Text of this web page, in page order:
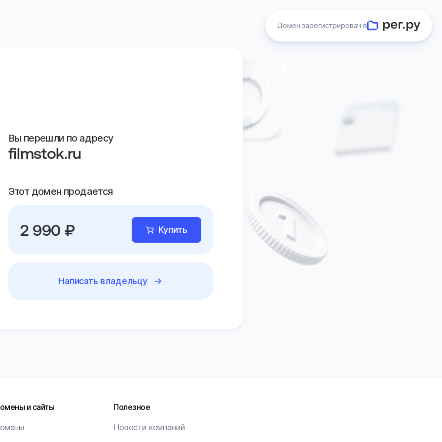
Домен зарегистрирован в
Вы перешли по адресу
filmstok.ru
Этот домен продается
2 990 ₽ Купить
Написать владельцу
и сайты Полезное
Новости компаний